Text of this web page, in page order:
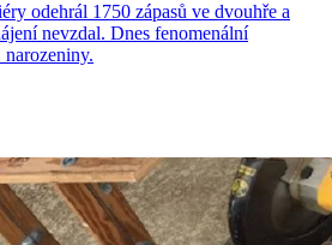
odehrál 1750 zápasů ve dvouhře a
nevzdal. Dnes fenomenální